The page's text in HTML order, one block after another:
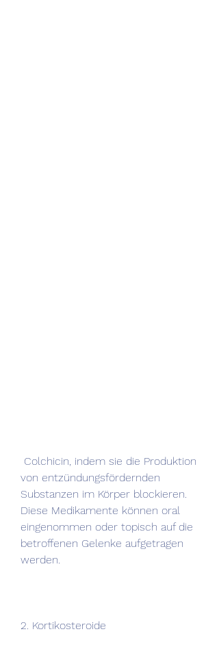
von entzündungsfördernden
Substanzen im Körper blockieren.
Diese Medikamente können oral
eingenommen oder topisch auf die
betroffenen Gelenke aufgetragen
werden.
2. Kortikosteroide